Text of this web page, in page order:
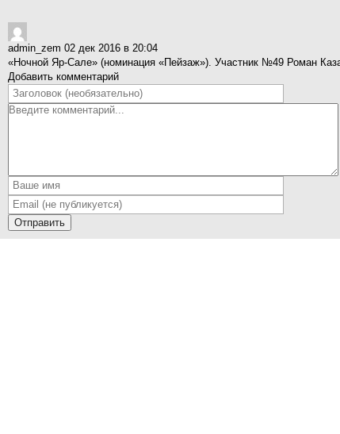
admin_zem 02 дек 2016 в 20:04
«Ночной Яр-Сале» (номинация «Пейзаж»). Участник №49 Роман
Добавить комментарий
Отправить